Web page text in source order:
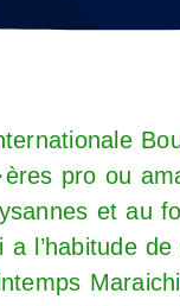
ères pro ou
et au
a l’habitude